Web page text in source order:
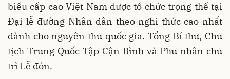
biểu cấp cao Việt Nam được tổ chức trọng thể tại
Đại lễ đường Nhân dân theo nghi thức cao nhất
dành cho nguyên thủ quốc gia. Tổng Bí thư, Chủ
tịch Trung Quốc Tập Cận Bình và Phu nhân chủ
trì Lễ đón.